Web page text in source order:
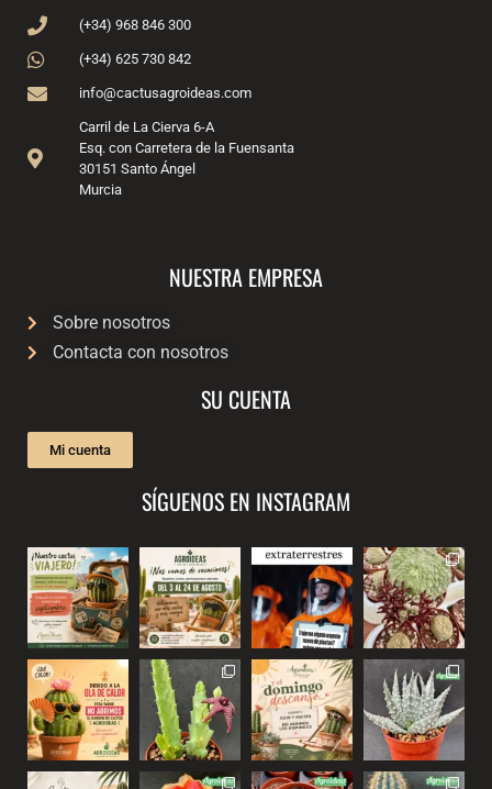
(+34) 968 846 300
(+34) 625 730 842
info@cactusagroideas.com
Carril de La Cierva 6-A
Esq. con Carretera de la Fuensanta
30151 Santo Ángel
Murcia
NUESTRA EMPRESA
Sobre nosotros
Contacta con nosotros
SU CUENTA
Mi cuenta
SÍGUENOS EN INSTAGRAM